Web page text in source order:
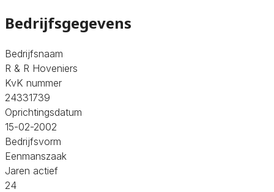
Bedrijfsgegevens
Bedrijfsnaam
R & R Hoveniers
KvK nummer
24331739
Oprichtingsdatum
15-02-2002
Bedrijfsvorm
Eenmanszaak
Jaren actief
24